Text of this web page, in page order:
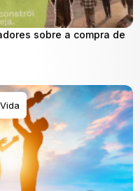
sobre a compra de